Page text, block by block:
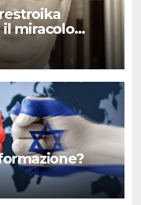
miracolo…